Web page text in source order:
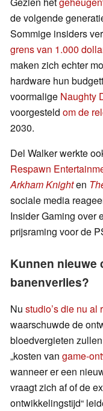
de volgende
Sommige insiders
grens van 1.000
maken zich echter
hardware hun
voormalige Naughty
voorgesteld om de
2030.
Del Walker werkte
Respawn
Arkham Knighten
sociale media
Insider Gaming over
prijsraming voor de
Kunnen nieuwe
banenverlies?
Nu studio’s die nu
waarschuwde de
bloedvergieten
„kosten van game-
wanneer er een
vraagt zich af of de
ontwikkelingstijd“